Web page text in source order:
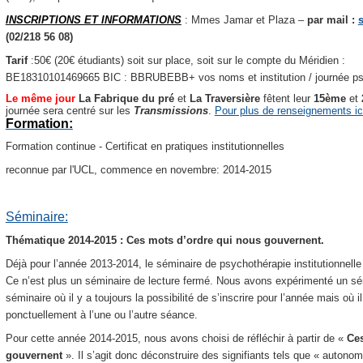
INSCRIPTIONS ET INFORMATIONS: Mmes Jamar et Plaza – par mail :
(02/218 56 08)
Tarif:50€ (20€ étudiants) soit sur place, soit sur le compte du Méridien :
BE18310101469665 BIC : BBRUBEBB+ vos noms et institution / journée
Le même jour La Fabrique du préet La Traversièrefêtent leur 15èmeet
journée sera centré sur les Transmissions. Pour plus de renseignements
Formation:
Formation continue - Certificat en pratiques institutionnelles
reconnue par l'UCL, commence en novembre: 2014-2015
Séminaire:
Thématique 2014-2015 : Ces mots d’ordre qui nous gouvernent.
Déjà pour l’année 2013-2014, le séminaire de psychothérapie
Ce n’est plus un séminaire de lecture fermé. Nous avons expérimenté un
séminaire où il y a toujours la possibilité de s’inscrire pour l’année mais
ponctuellement à l’une ou l’autre séance.
Pour cette année 2014-2015, nous avons choisi de réfléchir à partir de «
gouvernent ». Il s’agit donc déconstruire des signifiants tels que «